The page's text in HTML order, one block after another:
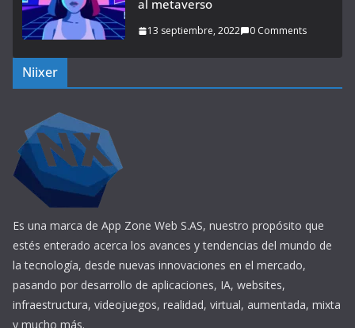
al metaverso
13 septiembre, 2022 0 Comments
Niixer
Es una marca de App Zone Web S.AS, nuestro propósito que
estés enterado acerca los avances y tendencias del mundo de
la tecnología, desde nuevas innovaciones en el mercado,
pasando por desarrollo de aplicaciones, IA, websites,
infraestructura, videojuegos, realidad, virtual, aumentada, mixta
y mucho más.